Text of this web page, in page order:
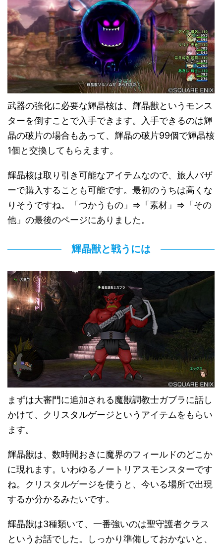
武器の強化に必要な輝晶核は、輝晶獣というモンス
ターを倒すことで入手できます。入手できるのは輝
晶の破片の場合もあって、輝晶の破片99個で輝晶核
1個と交換してもらえます。
輝晶核は取り引き可能なアイテムなので、旅人バザ
ーで購入することも可能です。最初のうちは高くな
りそうですね。「つかうもの」⇒「素材」⇒「その
他」の最後のページにありました。
輝晶獣と戦うには
まずは大審門に追加される魔獣調教士ガブラに話し
かけて、クリスタルゲージというアイテムをもらい
ます。
輝晶獣は、数時間おきに魔界のフィールドのどこか
に現れます。いわゆるノートリアスモンスターです
ね。クリスタルゲージを使うと、今いる場所で出現
するか分かるみたいです。
輝晶獣は3種類いて、一番強いのは聖守護者クラス
というお話でした。しっかり準備しておかないと、